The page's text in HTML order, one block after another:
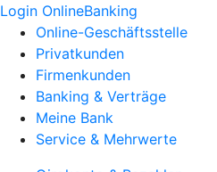
Login OnlineBanking
Online-Geschäftsstelle
Privatkunden
Firmenkunden
Banking & Verträge
Meine Bank
Service & Mehrwerte